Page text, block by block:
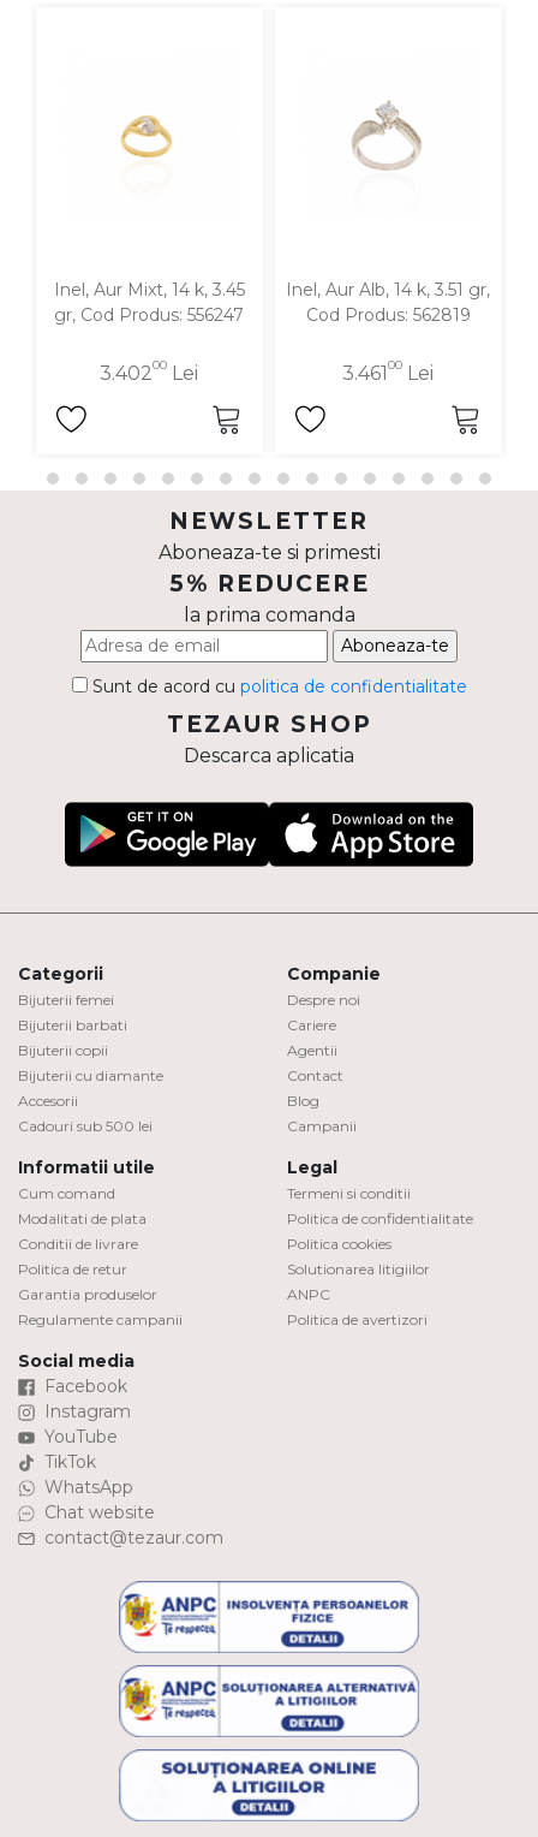
Inel, Aur Mixt, 14 k, 3.45
gr, Cod Produs: 556247
3.40200 Lei
Inel, Aur Alb, 14 k, 3.51 gr,
Cod Produs: 562819
3.46100 Lei
NEWSLETTER
Aboneaza-te si primesti
5% REDUCERE
la prima comanda
Aboneaza-te
Sunt de acord cu politica de confidentialitate
TEZAUR SHOP
Descarca aplicatia
Categorii
Bijuterii femei
Bijuterii barbati
Bijuterii copii
Bijuterii cu diamante
Accesorii
Cadouri sub 500 lei
Companie
Despre noi
Cariere
Agentii
Contact
Blog
Campanii
Informatii utile
Cum comand
Modalitati de plata
Conditii de livrare
Politica de retur
Garantia produselor
Regulamente campanii
Legal
Termeni si conditii
Politica de confidentialitate
Politica cookies
Solutionarea litigiilor
ANPC
Politica de avertizori
Social media
Facebook
Instagram
YouTube
TikTok
WhatsApp
Chat website
contact@tezaur.com